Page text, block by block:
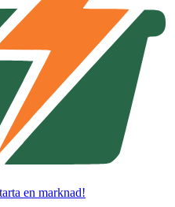
en marknad!